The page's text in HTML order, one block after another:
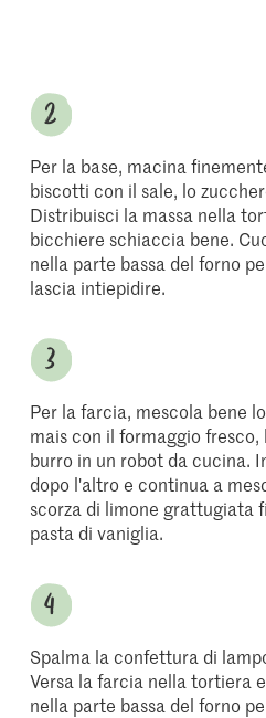
Per la base, macina
biscotti con il sale, lo
Distribuisci la massa nella
bicchiere schiaccia bene.
nella parte bassa del forno
lascia intiepidire.
Per la farcia, mescola bene
mais con il formaggio
burro in un robot da cucina.
dopo l'altro e continua a
scorza di limone grattugiata
pasta di vaniglia.
Spalma la confettura di
Versa la farcia nella tortiera
nella parte bassa del forno